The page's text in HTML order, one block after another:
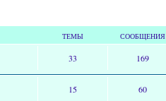
ТЕМЫ СООБЩЕНИЯ
33 169
15 60